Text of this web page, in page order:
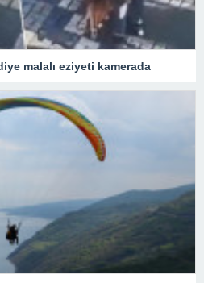
malalı eziyeti kamerada